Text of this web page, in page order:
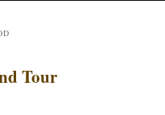
Tour